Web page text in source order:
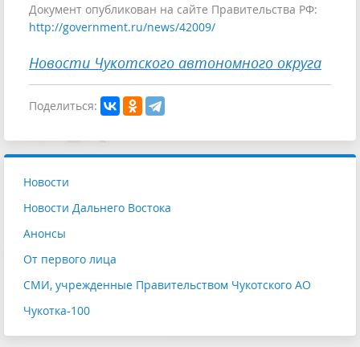
Документ опубликован на сайте Правительства РФ:
http://government.ru/news/42009/
Новости Чукотского автономного округа
Поделиться:
Новости
Новости Дальнего Востока
Анонсы
От первого лица
СМИ, учрежденные Правительством Чукотского АО
Чукотка-100